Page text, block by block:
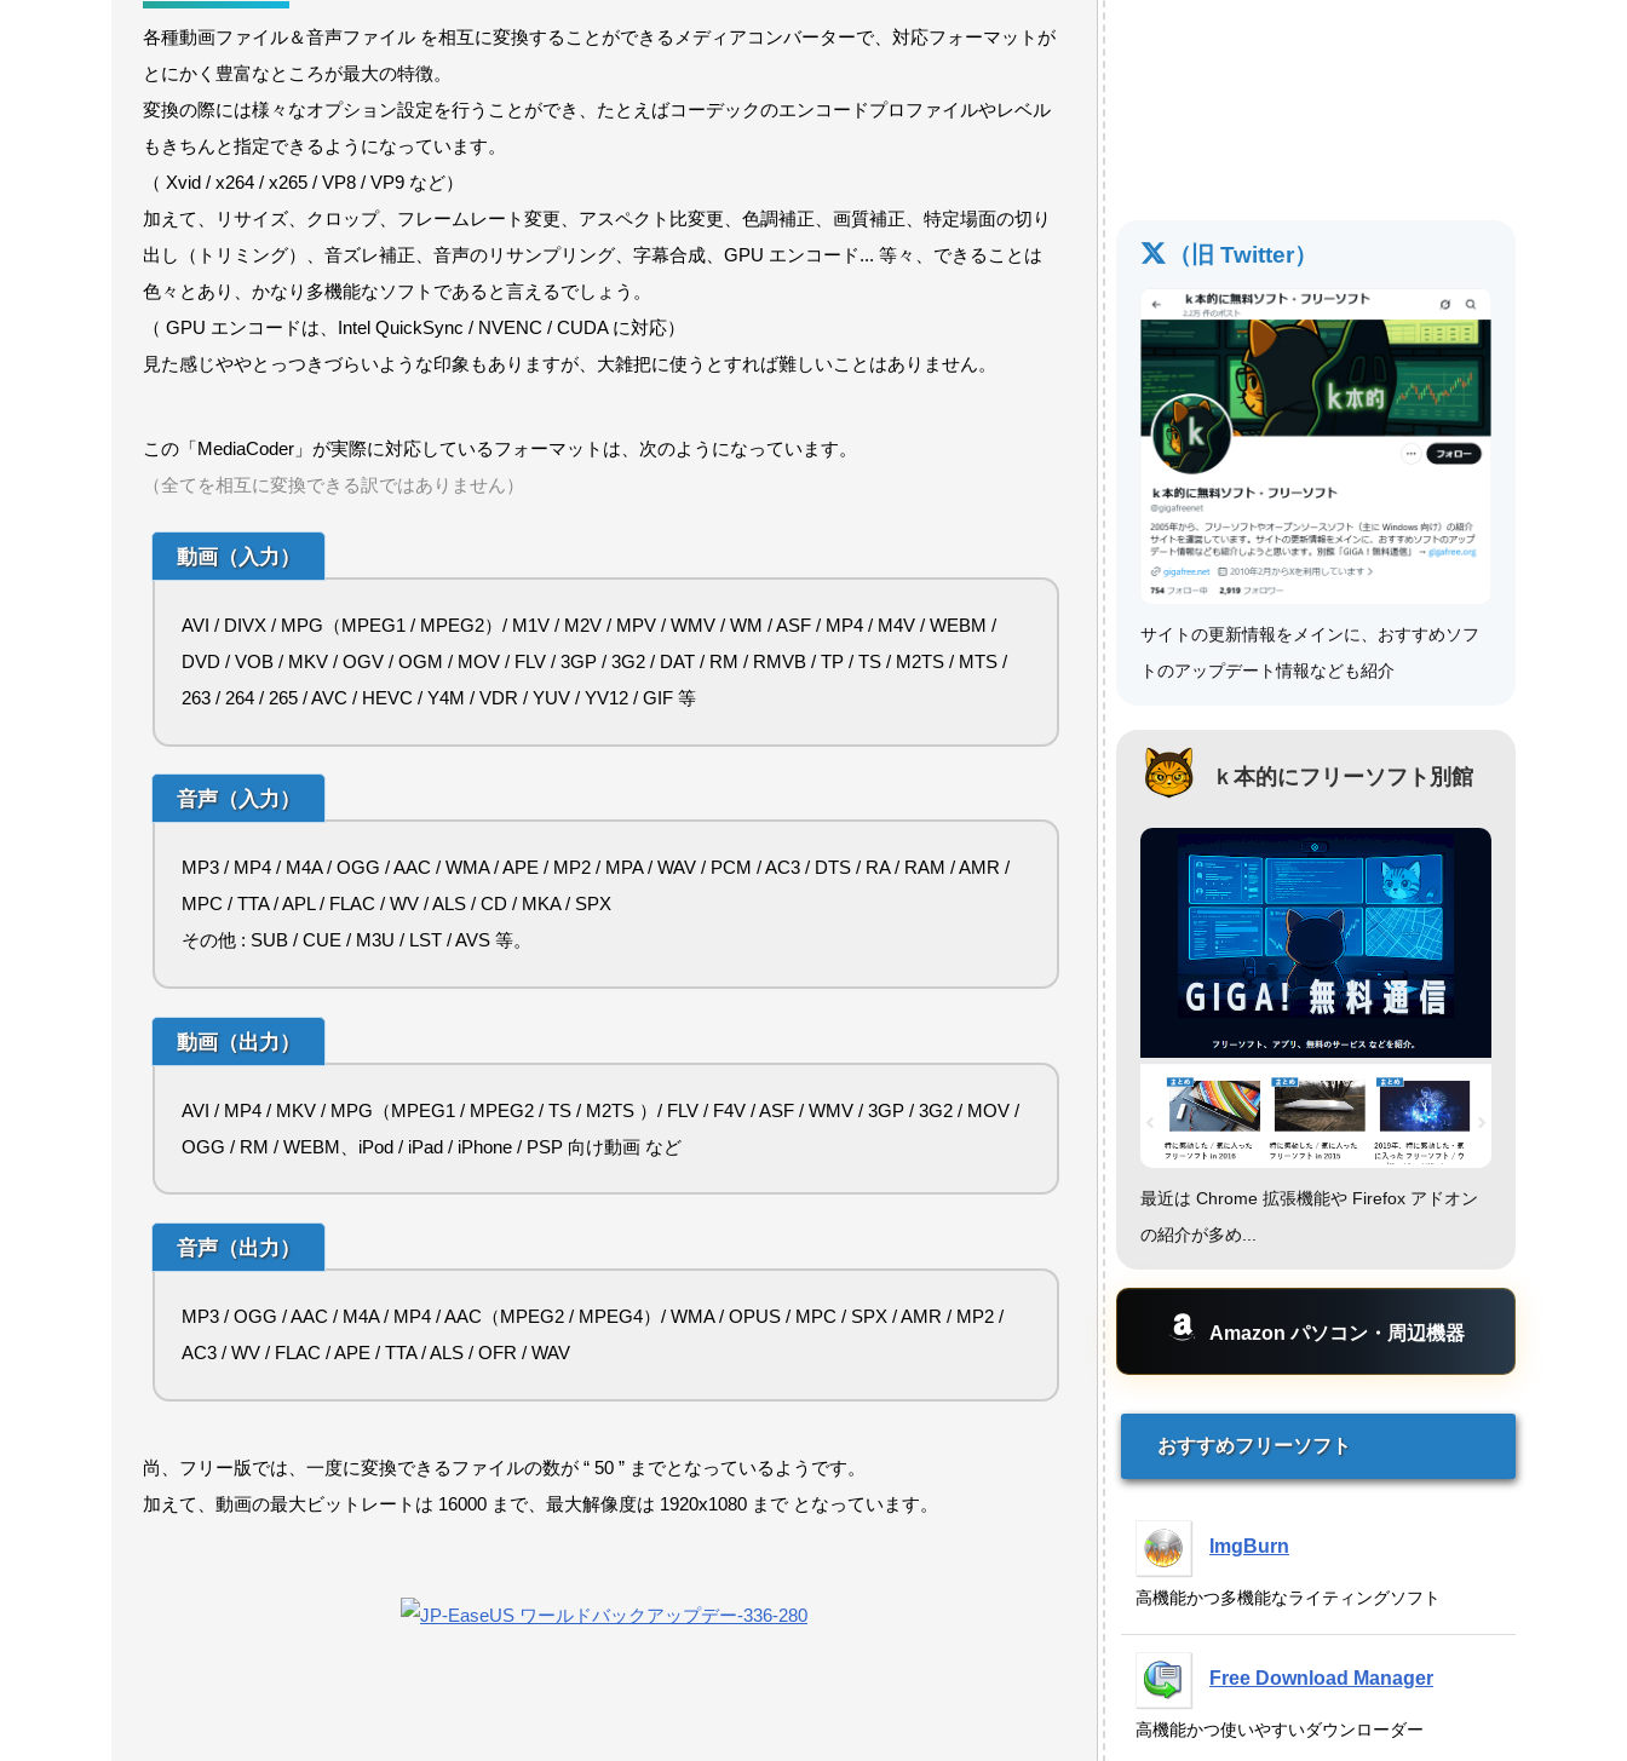
各種動画ファイル＆音声ファイル を相互に変換することができるメディアコンバーターで、対応フォーマットが
とにかく豊富なところが最大の特徴。
変換の際には様々なオプション設定を行うことができ、たとえばコーデックのエンコードプロファイルやレベル
もきちんと指定できるようになっています。
（ Xvid / x264 / x265 / VP8 / VP9 など）
加えて、リサイズ、クロップ、フレームレート変更、アスペクト比変更、色調補正、画質補正、特定場面の切り
出し（トリミング）、音ズレ補正、音声のリサンプリング、字幕合成、GPU エンコード... 等々、できることは
色々とあり、かなり多機能なソフトであると言えるでしょう。
（ GPU エンコードは、Intel QuickSync / NVENC / CUDA に対応）
見た感じややとっつきづらいような印象もありますが、大雑把に使うとすれば難しいことはありません。
この「MediaCoder」が実際に対応しているフォーマットは、次のようになっています。
（全てを相互に変換できる訳ではありません）
動画（入力）
AVI / DIVX / MPG（MPEG1 / MPEG2）/ M1V / M2V / MPV / WMV / WM / ASF / MP4 / M4V / WEBM /
DVD / VOB / MKV / OGV / OGM / MOV / FLV / 3GP / 3G2 / DAT / RM / RMVB / TP / TS / M2TS / MTS /
263 / 264 / 265 / AVC / HEVC / Y4M / VDR / YUV / YV12 / GIF 等
音声（入力）
MP3 / MP4 / M4A / OGG / AAC / WMA / APE / MP2 / MPA / WAV / PCM / AC3 / DTS / RA / RAM / AMR /
MPC / TTA / APL / FLAC / WV / ALS / CD / MKA / SPX
その他 : SUB / CUE / M3U / LST / AVS 等。
動画（出力）
AVI / MP4 / MKV / MPG（MPEG1 / MPEG2 / TS / M2TS ）/ FLV / F4V / ASF / WMV / 3GP / 3G2 / MOV /
OGG / RM / WEBM、iPod / iPad / iPhone / PSP 向け動画 など
音声（出力）
MP3 / OGG / AAC / M4A / MP4 / AAC（MPEG2 / MPEG4）/ WMA / OPUS / MPC / SPX / AMR / MP2 /
AC3 / WV / FLAC / APE / TTA / ALS / OFR / WAV
尚、フリー版では、一度に変換できるファイルの数が “ 50 ” までとなっているようです。
加えて、動画の最大ビットレートは 16000 まで、最大解像度は 1920x1080 まで となっています。
（旧 Twitter）
サイトの更新情報をメインに、おすすめソフ
トのアップデート情報なども紹介
ｋ本的にフリーソフト別館
最近は Chrome 拡張機能や Firefox アドオン
の紹介が多め...
Amazon パソコン・周辺機器
おすすめフリーソフト
ImgBurn
高機能かつ多機能なライティングソフト
Free Download Manager
高機能かつ使いやすいダウンローダー